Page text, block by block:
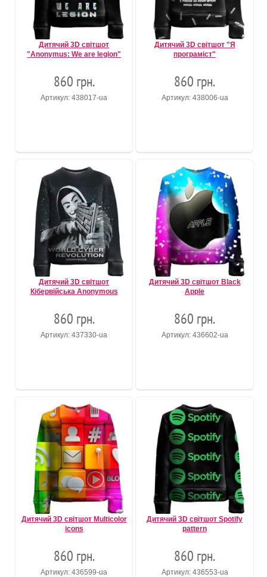
Дитячий 3D світшот
"Anonymus: We are legion"
860 грн.
Артикул: 438017-ua
Дитячий 3D світшот "Я
програміст"
860 грн.
Артикул: 438006-ua
Дитячий 3D світшот
Кібервійська Anonymous
860 грн.
Артикул: 437330-ua
Дитячий 3D світшот Black
Apple
860 грн.
Артикул: 436602-ua
Дитячий 3D світшот Multicolor
icons
860 грн.
Артикул: 436599-ua
Дитячий 3D світшот Spotify
pattern
860 грн.
Артикул: 436553-ua